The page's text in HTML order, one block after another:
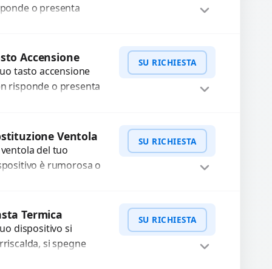
o presenta
professionale
ricambi di alta
garantiti...
WhatsApp
Accensione
tasto accensione
risponde o presenta
o sostituzione
componenti
SU RICHIESTA
WhatsApp
Ventola
ventola del tuo
è rumorosa o
con
di alta qualità
SU RICHIESTA
WhatsApp
Termica
dispositivo si
si spegne
SU RICHIESTA